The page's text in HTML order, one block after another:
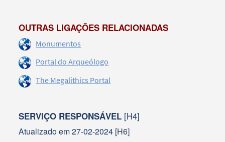
OUTRAS LIGAÇÕES RELACIONADAS
Monumentos
Portal do Arqueólogo
The Megalithics Portal
SERVIÇO RESPONSÁVEL [H4]
Atualizado em 27-02-2024 [H6]